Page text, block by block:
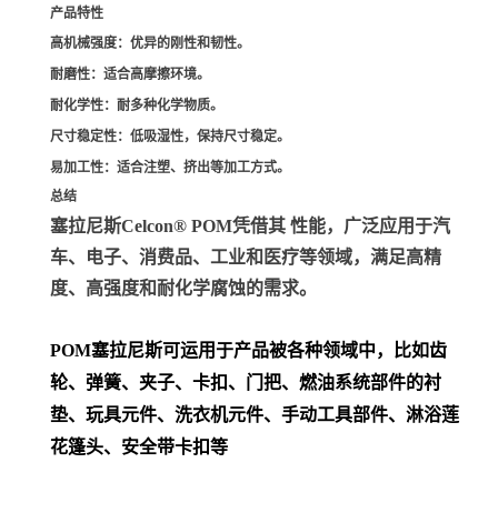
产品特性
高机械强度：优异的刚性和韧性。
耐磨性：适合高摩擦环境。
耐化学性：耐多种化学物质。
尺寸稳定性：低吸湿性，保持尺寸稳定。
易加工性：适合注塑、挤出等加工方式。
总结
塞拉尼斯Celcon® POM凭借其 性能，广泛应用于汽
车、电子、消费品、工业和医疗等领域，满足高精
度、高强度和耐化学腐蚀的需求。
POM塞拉尼斯可运用于产品被各种领域中，比如齿
轮、弹簧、夹子、卡扣、门把、 燃油系统部件的衬
垫、玩具元件、洗衣机元件、手动工具部件、淋浴莲
花篷头、安全带卡扣等